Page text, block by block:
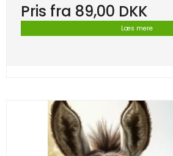
Pris fra 89,00 DKK
Læs mere